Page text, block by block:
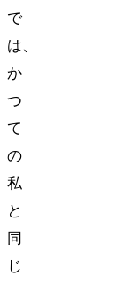
で
は、
か
つ
て
の
私
と
同
じ